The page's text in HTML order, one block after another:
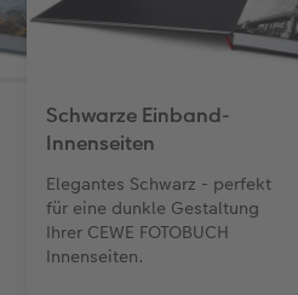
Schwarze Einband-
Innenseiten
Elegantes Schwarz - perfekt
für eine dunkle Gestaltung
Ihrer CEWE FOTOBUCH
Innenseiten.